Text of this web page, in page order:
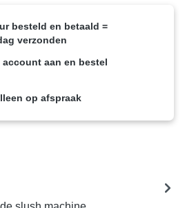
besteld en betaald =
verzonden
account aan en bestel
op afspraak